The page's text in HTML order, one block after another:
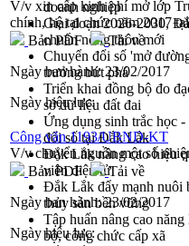
doanh nghiệp
Giai đoạn 2026-2030,
chuẩn nông thôn mới
Chuyển đổi số 'mở
trưởng bứt phá
Triển khai đồng bộ đo
sở dữ liệu đất đai
Ứng dụng sinh trắc học
đổi số tại Đắk Lắk
Đắk Lắk nâng cao hiệu
viên điện tử
Đắk Lắk đẩy mạnh nuôi
thủy sản bền vững
Tập huấn nâng cao
bộ, công chức cấp xã
V/v xin cấp kinh phí mở lớp
chính, hệ tại chức năm 2017
Bản PDF
Tải về
Ngày ban hành:23/02/2017
Ngày hiệu lực:
Công văn 1193/UBND-KT
V/v chuyển nguồn một số
Bản PDF
Tải về
Ngày ban hành:23/02/2017
Ngày hiệu lực: